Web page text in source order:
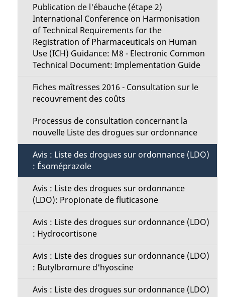
Publication de l'ébauche (étape 2)
International Conference on Harmonisation
of Technical Requirements for the
Registration of Pharmaceuticals on Human
Use (ICH) Guidance: M8 - Electronic Common
Technical Document: Implementation Guide
Fiches maîtresses 2016 - Consultation sur le
recouvrement des coûts
Processus de consultation concernant la
nouvelle Liste des drogues sur ordonnance
Avis : Liste des drogues sur ordonnance (LDO)
: Ésoméprazole
Avis : Liste des drogues sur ordonnance
(LDO): Propionate de fluticasone
Avis : Liste des drogues sur ordonnance (LDO)
: Hydrocortisone
Avis : Liste des drogues sur ordonnance (LDO)
: Butylbromure d'hyoscine
Avis : Liste des drogues sur ordonnance (LDO)